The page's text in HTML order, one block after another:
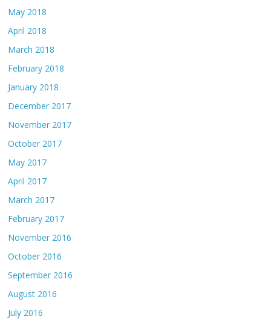
May 2018
April 2018
March 2018
February 2018
January 2018
December 2017
November 2017
October 2017
May 2017
April 2017
March 2017
February 2017
November 2016
October 2016
September 2016
August 2016
July 2016